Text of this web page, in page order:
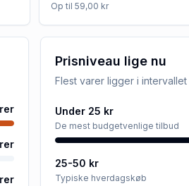
Op til 59,00 kr
Prisniveau lige nu
Flest varer ligger i intervallet
Under 25 kr
De mest budgetvenlige tilbud
25-50 kr
Typiske hverdagskøb